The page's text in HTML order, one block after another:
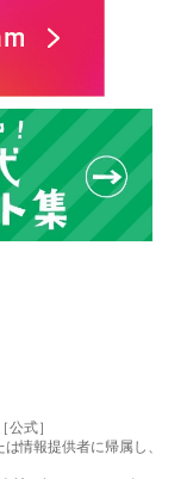
式］
情報提供者に帰属し、